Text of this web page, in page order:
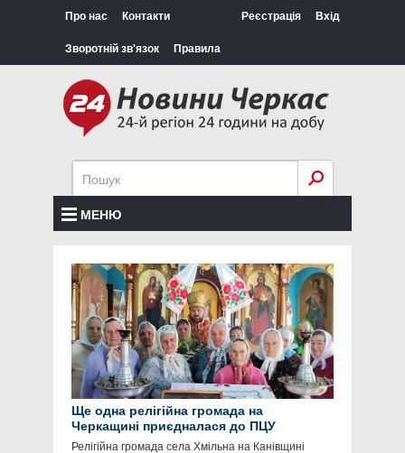
Про нас Контакти
Зворотній зв'язок Правила
Реєстрація Вхід
МЕНЮ
Ще одна релігійна громада на
Черкащині приєдналася до ПЦУ
Релігійна громада села Хмільна на Канівщині